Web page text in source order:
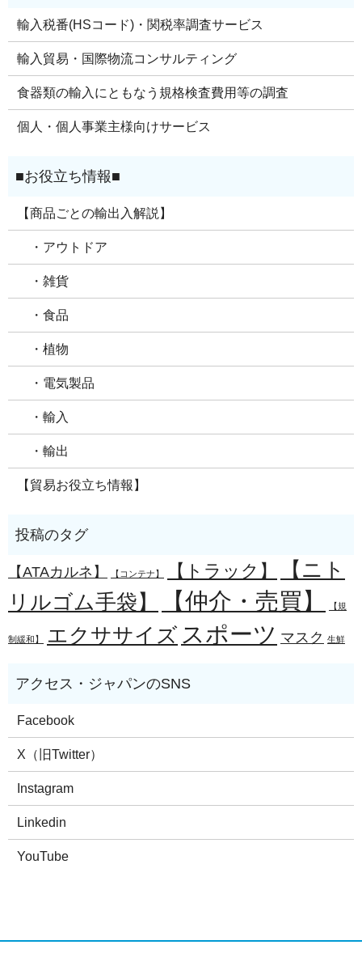
輸入税番(HSコード)・関税率調査サービス
輸入貿易・国際物流コンサルティング
食器類の輸入にともなう規格検査費用等の調査
個人・個人事業主様向けサービス
【商品ごとの輸出入解説】
・アウトドア
・雑貨
・食品
・植物
・電気製品
・輸入
・輸出
【貿易お役立ち情報】
【ATAカルネ】 【コンテナ】 【トラック】
【ニト
リルゴム手袋】
【仲介・売買】 【規
制緩和】 エクササイズ スポーツ マスク 生鮮
Facebook
X（旧Twitter）
Instagram
Linkedin
YouTube